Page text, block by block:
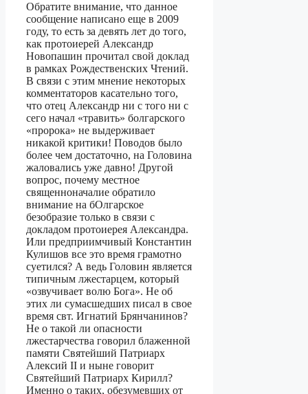
Обратите внимание, что данное
сообщение написано еще в 2009
году, то есть за девять лет до того,
как протоиерей Александр
Новопашин прочитал свой доклад
в рамках Рождественских Чтений.
В связи с этим мнение некоторых
комментаторов касательно того,
что отец Александр ни с того ни с
сего начал «травить» болгарского
«пророка» не выдерживает
никакой критики! Поводов было
более чем достаточно, на Головина
жаловались уже давно! Другой
вопрос, почему местное
священноначалие обратило
внимание на бОлгарское
безобразие только в связи с
докладом протоиерея Александра.
Или предприимчивый Константин
Кулишов все это время грамотно
суетился? А ведь Головин является
типичным лжестарцем, который
«озвучивает волю Бога». Не об
этих ли сумасшедших писал в свое
время свт. Игнатий Брянчанинов?
Не о такой ли опасности
лжестарчества говорил блаженной
памяти Святейший Патриарх
Алексий II и ныне говорит
Святейший Патриарх Кирилл?
Именно о таких, обезумевших от